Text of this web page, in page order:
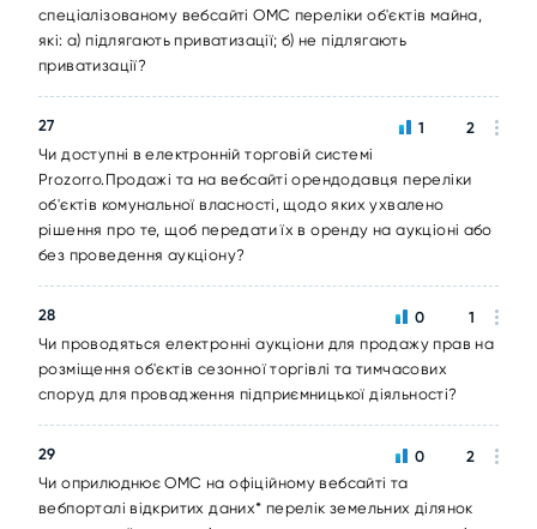
спеціалізованому вебсайті ОМС переліки об'єктів майна,
які: а) підлягають приватизації; б) не підлягають
приватизації?
27
Чи доступні в електронній торговій системі
Prozorro.Продажі та на вебсайті орендодавця переліки
об'єктів комунальної власності, щодо яких ухвалено
рішення про те, щоб передати їх в оренду на аукціоні або
без проведення аукціону?
1 2
28
Чи проводяться електронні аукціони для продажу прав на
розміщення об'єктів сезонної торгівлі та тимчасових
споруд для провадження підприємницької діяльності?
0 1
29
Чи оприлюднює ОМС на офіційному вебсайті та
вебпорталі відкритих даних* перелік земельних ділянок
0 2